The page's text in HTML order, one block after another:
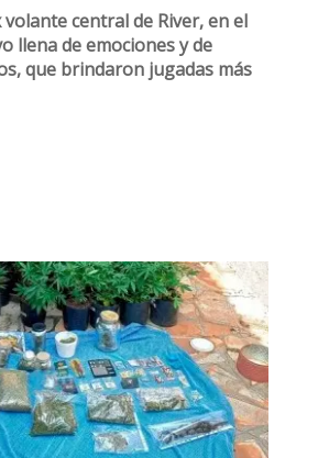
volante central de River, en el
llena de emociones y de
que brindaron jugadas más